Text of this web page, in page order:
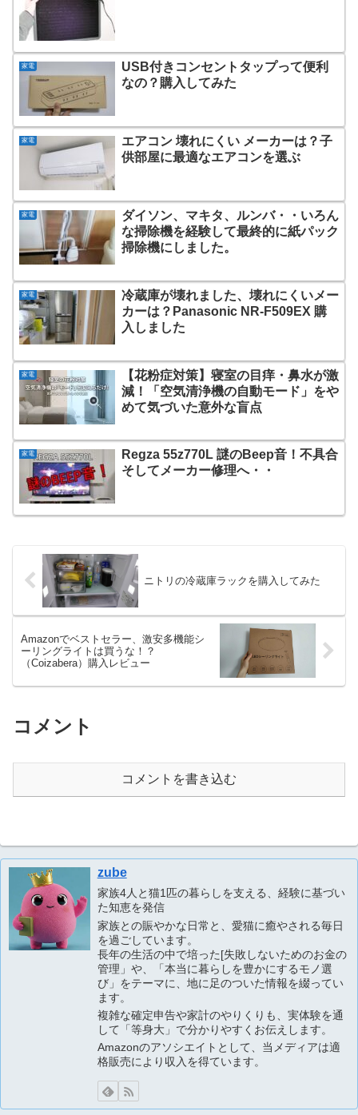
家電
USB付きコンセントタップって便利
なの？購入してみた
家電
エアコン 壊れにくい メーカーは？子
供部屋に最適なエアコンを選ぶ
家電
ダイソン、マキタ、ルンバ・・いろん
な掃除機を経験して最終的に紙パック
掃除機にしました。
家電
冷蔵庫が壊れました、壊れにくいメー
カーは？Panasonic NR-F509EX 購
入しました
家電
【花粉症対策】寝室の目痒・鼻水が激
減！「空気清浄機の自動モード」をや
めて気づいた意外な盲点
家電
Regza 55z770L 謎のBeep音！不具合
そしてメーカー修理へ・・
ニトリの冷蔵庫ラックを購入してみた
Amazonでベストセラー、激安多機能シ
ーリングライトは買うな！？
（Coizabera）購入レビュー
コメント
コメントを書き込む
zube
家族4人と猫1匹の暮らしを支える、経験に基づい
た知恵を発信
家族との賑やかな日常と、愛猫に癒やされる毎日
を過ごしています。
長年の生活の中で培った[失敗しないためのお金の
管理」や、「本当に暮らしを豊かにするモノ選
び」をテーマに、地に足のついた情報を綴ってい
ます。
複雑な確定申告や家計のやりくりも、実体験を通
して「等身大」で分かりやすくお伝えします。
Amazonのアソシエイトとして、当メディアは適
格販売により収入を得ています。